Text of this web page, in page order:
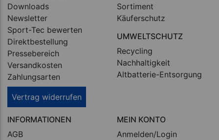
Downloads
Newsletter
Sport-Tec bewerten
Direktbestellung
Pressebereich
Versandkosten
Zahlungsarten
Vertrag widerrufen
Sortiment
Käuferschutz
UMWELTSCHUTZ
Recycling
Nachhaltigkeit
Altbatterie-Entsorgung
INFORMATIONEN
AGB
MEIN KONTO
Anmelden/Login